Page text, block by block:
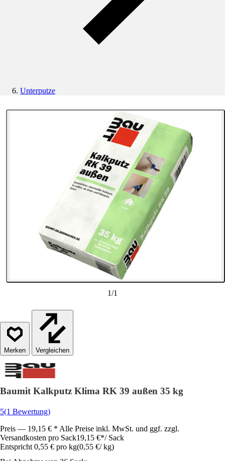
Unterputze
1/1
Vergleichen
Baumit Kalkputz Klima RK 39 außen 35 kg
5(1 Bewertung)
Preis — 19,15 € * Alle Preise inkl. MwSt. und ggf. zzgl.
Versandkosten pro Sack19,15 €*/ Sack
Entspricht 0,55 € pro kg(0,55 €/ kg)